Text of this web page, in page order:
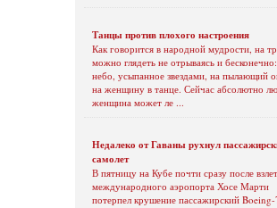
Танцы против плохого настроения
Как говорится в народной мудрости, на
можно глядеть не отрываясь и
небо, усыпанное звездами, на пылающий
на женщину в танце. Сейчас абсолютно
женщина может ле ...
Недалеко от Гаваны рухнул
самолет
В пятницу на Кубе почти сразу после
международного аэропорта Хосе Марти
потерпел крушение пассажирский Boeing-